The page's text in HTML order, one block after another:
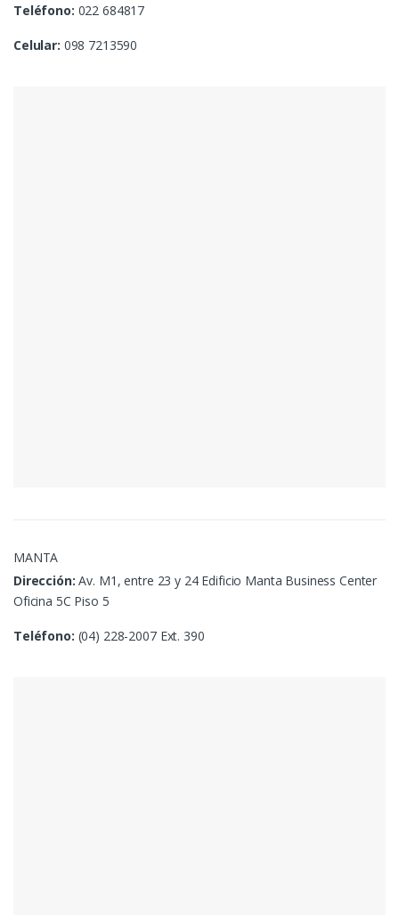
Teléfono: 022 684817
Celular: 098 7213590
MANTA
Dirección: Av. M1, entre 23 y 24 Edificio Manta Business Center
Oficina 5C Piso 5
Teléfono: (04) 228-2007 Ext. 390